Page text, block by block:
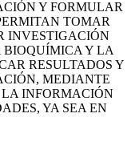
Y FORMULAR
TOMAR
INVESTIGACIÓN
BIOQUÍMICA Y LA
RESULTADOS Y
MEDIANTE
INFORMACIÓN
YA SEA EN